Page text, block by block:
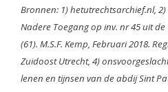
Bronnen: 1) hetutrechtsarchief.nl, 2)
Nadere Toegang op inv. nr 45 uit
(61). M.S.F. Kemp, Februari 2018.
Zuidoost Utrecht, 4)
lenen en tijnsen van de abdij Sint